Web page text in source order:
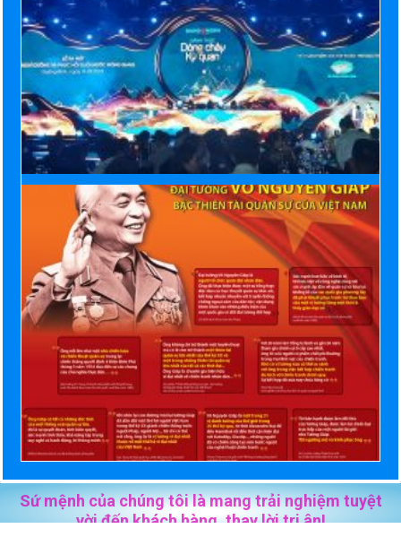
Sứ mệnh của chúng tôi là mang trải nghiệm tuyệt
vời đến khách hàng, thay lời tri ân!